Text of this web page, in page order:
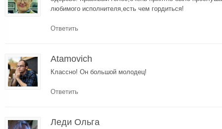
любимого исполнителя,есть чем гордиться!
Ответить
Atamovich
Классно! Он большой молодец!
Ответить
Леди Ольга